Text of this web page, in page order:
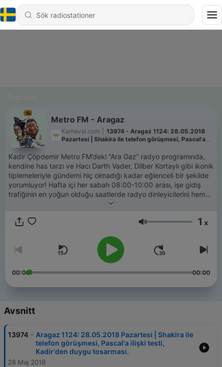
Metro FM - Aragaz
Karnaval.com
13974 - Aragaz 1124: 28.05.2018
Pazartesi | Shakira ile telefon görüşmesi, Pascal'a
Kadir Çöpdemir Metro FM’deki “Ara Gaz” radyo programında,
kendine has tarzı ve Hacı Darth Vader, Dilber Kortaylı gibi ikonik
tiplemeleriyle gündemi hiç olmadığı kadar eğlenceli bir şekilde
yorumluyor! Hafta içi her sabah 08:00-10:00 arası, işe gidiş
trafiğinin en yoğun olduğu saatlerde radyo dinleyicilerini hem
keyifli bir dünya turuna çıkarıp, güncel konulardan haberdar
Volym 1 x
00:00 00:00
Avsnitt
13974 - Aragaz 1124: 28.05.2018 Pazartesi | Shakira ile
telefon görüşmesi, Pascal'a ilişki testi,
Kadir'den duygu tosarması.
28 Maj 2018